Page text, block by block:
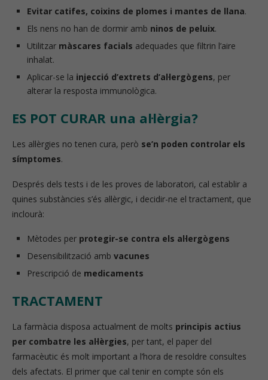
Evitar catifes, coixins de plomes i mantes de llana.
Els nens no han de dormir amb ninos de peluix.
Utilitzar màscares facials adequades que filtrin l’aire
inhalat.
Aplicar-se la injecció d’extrets d’al·lergògens, per
alterar la resposta immunològica.
ES POT CURAR una al·lèrgia?
Les al·lèrgies no tenen cura, però se’n poden controlar els
símptomes.
Després dels tests i de les proves de laboratori, cal establir a
quines substàncies s’és al·lèrgic, i decidir-ne el tractament, que
inclourà:
Mètodes per protegir-se contra els al·lergògens
Desensibilització amb vacunes
Prescripció de medicaments
TRACTAMENT
La farmàcia disposa actualment de molts principis actius
per combatre les al·lèrgies, per tant, el paper del
farmacèutic és molt important a l’hora de resoldre consultes
dels afectats. El primer que cal tenir en compte són els